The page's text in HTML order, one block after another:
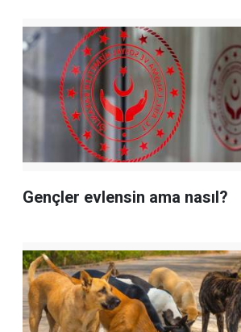
Gençler evlensin ama nasıl?